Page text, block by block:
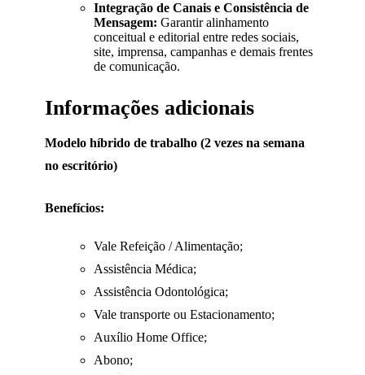
Integração de Canais e Consistência de
Mensagem: Garantir alinhamento
conceitual e editorial entre redes sociais,
site, imprensa, campanhas e demais frentes
de comunicação.
Informações adicionais
Modelo híbrido de trabalho (2 vezes na semana
no escritório)
Benefícios:
Vale Refeição / Alimentação;
Assistência Médica;
Assistência Odontológica;
Vale transporte ou Estacionamento;
Auxílio Home Office;
Abono;